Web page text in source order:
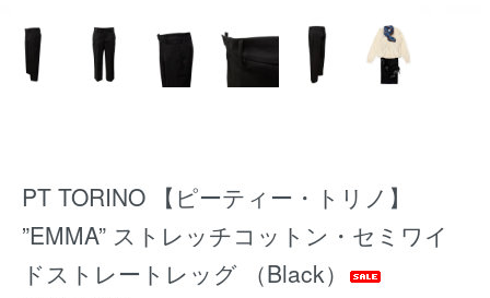
PT TORINO 【ピーティー・トリノ】
”EMMA” ストレッチコットン・セミワイ
ドストレートレッグ （Black）